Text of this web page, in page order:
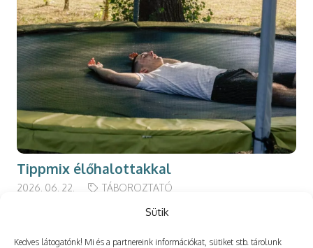
Sütik
Kedves látogatónk! Mi és a partnereink információkat, sütiket stb. tárolunk
Tippmix élőhalottakkal
2026. 06. 22. TÁBOROZTATÓ